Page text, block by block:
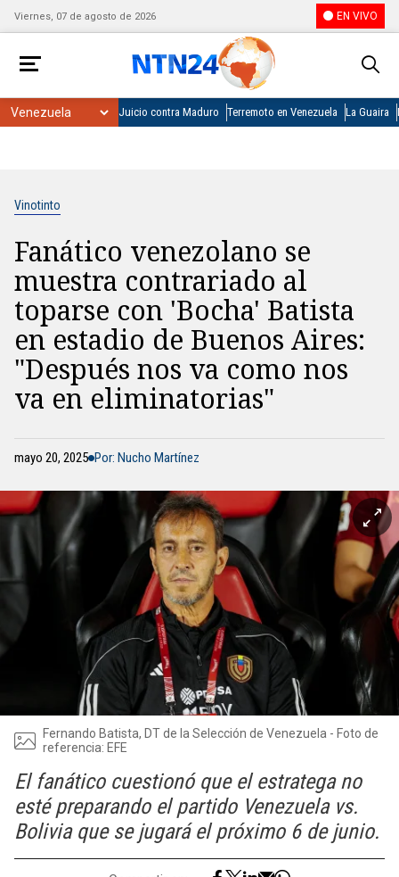
Viernes, 07 de agosto de 2026 EN VIVO
Juicio contra Maduro Terremoto en Venezuela La Guaira
Vinotinto
Fanático venezolano se
muestra contrariado al
toparse con 'Bocha' Batista
en estadio de Buenos Aires:
"Después nos va como nos
va en eliminatorias"
mayo 20, 2025 Por: Nucho Martínez
Fernando Batista, DT de la Selección de Venezuela - Foto de
referencia: EFE
El fanático cuestionó que el estratega no
esté preparando el partido Venezuela vs.
Bolivia que se jugará el próximo 6 de junio.